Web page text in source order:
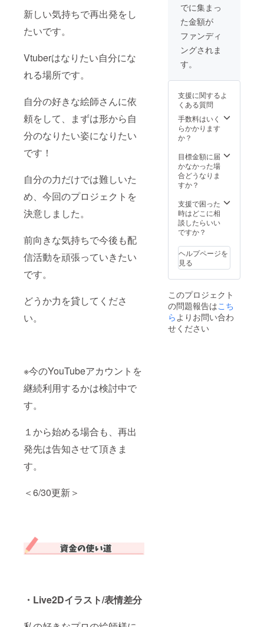
新しい気持ちで再出発をし
たいです。
Vtuberはなりたい自分にな
れる場所です。
自分の好きな絵師さんに依
頼をして、まずは形から自
分のなりたい姿になりたい
です！
自分の力だけでは難しいた
め、今回のプロジェクトを
決意しました。
前向きな気持ちで今後も配
信活動を頑張っていきたい
です。
どうか力を貸してくださ
い。
※今のYouTubeアカウントを
継続利用するかは検討中で
す。
１から始める場合も、再出
発先は告知させて頂きま
す。
＜6/30更新＞
・Live2Dイラスト/表情差分
が出来
ます。
詳細に
関して
は後日
メール
せてい
ただき
ます。
B．通常
発送ご
希望の
ご住
所・お
名前を
考欄よ
りご記
入下さ
い。 ※
に記載
頂く事
まとめ※
・クレ
掲載時
に載せ
るお名
前 ・発
送方法
発送方
法は2種
類から
お選び
頂けま
す。 ど
が備考
記入下
さい。
A．匿名
発送ご
希望の
部サイ
ト
「fansf
er」に
頂くこ
とでお
互い匿
名で送
が出来
ます。
詳細に
関して
メール
にてお
伝えさ
せてい
ただき
＆支援
者様だ
けで
１：１
の限定
配信10
＞各１
・しろ
いちご
オーロ
ラアク
リル
ルダー×
１ ・し
ろいち
ご缶
１
ｰｰｰｰｰｰｰ
ｰｰｰｰｰ ①
クレ
掲載時
に載せ
るお名
前を、
時に必
ず備考
欄から
教えて
くださ
でに集まっ
た金額が
ファンディ
ングされま
す。
支援に関するよ
くある質問
手数料はいく
らかかります
か？
目標金額に届
かなかった場
合どうなりま
すか？
支援で困った
時はどこに相
談したらいい
ですか？
ヘルプページを
見る
このプロジェクト
の問題報告はこち
ら よりお問い合わ
せください